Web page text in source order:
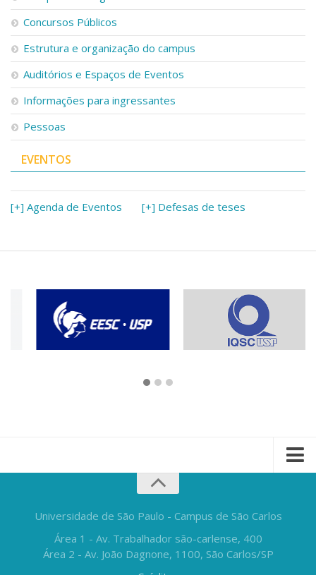
Concursos Públicos
Estrutura e organização do campus
Auditórios e Espaços de Eventos
Informações para ingressantes
Pessoas
EVENTOS
[+] Agenda de Eventos [+] Defesas de teses
Universidade de São Paulo - Campus de São Carlos
Área 1 - Av. Trabalhador são-carlense, 400
Área 2 - Av. João Dagnone, 1100, São Carlos/SP